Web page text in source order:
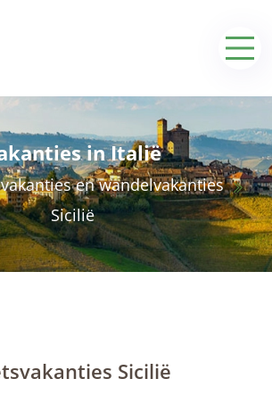
in Italië
en wandelvakanties
Sicilië
Sicilië